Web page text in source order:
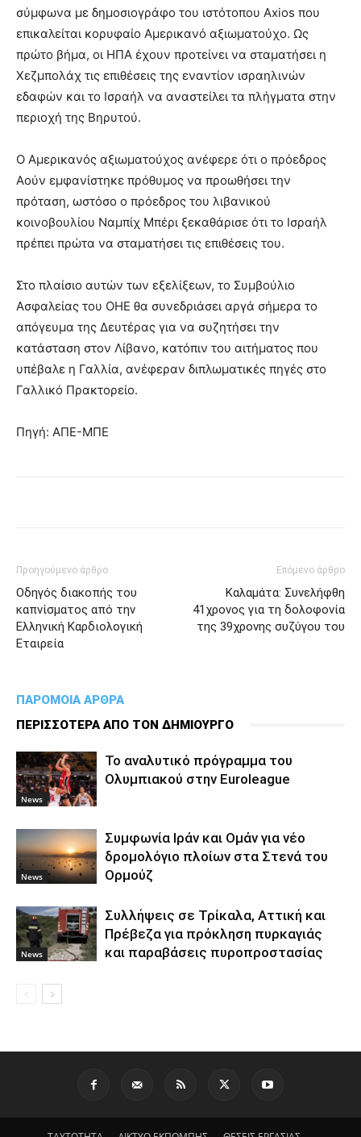
σύμφωνα με δημοσιογράφο του ιστότοπου Axios που
επικαλείται κορυφαίο Αμερικανό αξιωματούχο. Ως
πρώτο βήμα, οι ΗΠΑ έχουν προτείνει να σταματήσει η
Χεζμπολάχ τις επιθέσεις της εναντίον ισραηλινών
εδαφών και το Ισραήλ να αναστείλει τα πλήγματα στην
περιοχή της Βηρυτού.
Ο Αμερικανός αξιωματούχος ανέφερε ότι ο πρόεδρος
Αούν εμφανίστηκε πρόθυμος να προωθήσει την
πρόταση, ωστόσο ο πρόεδρος του λιβανικού
κοινοβουλίου Ναμπίχ Μπέρι ξεκαθάρισε ότι το Ισραήλ
πρέπει πρώτα να σταματήσει τις επιθέσεις του.
Στο πλαίσιο αυτών των εξελίξεων, το Συμβούλιο
Ασφαλείας του ΟΗΕ θα συνεδριάσει αργά σήμερα το
απόγευμα της Δευτέρας για να συζητήσει την
κατάσταση στον Λίβανο, κατόπιν του αιτήματος που
υπέβαλε η Γαλλία, ανέφεραν διπλωματικές πηγές στο
Γαλλικό Πρακτορείο.
Πηγή: ΑΠΕ-ΜΠΕ
Προηγούμενο άρθρο
Οδηγός διακοπής του
καπνίσματος από την
Ελληνική Καρδιολογική
Εταιρεία
Επόμενο άρθρο
Καλαμάτα: Συνελήφθη
41χρονος για τη δολοφονία
της 39χρονης συζύγου του
ΠΑΡΟΜΟΙΑ ΑΡΘΡΑ
ΠΕΡΙΣΣΟΤΕΡΑ ΑΠΟ ΤΟΝ ΔΗΜΙΟΥΡΓΟ
News
To αναλυτικό πρόγραμμα του
Ολυμπιακού στην Euroleague
News
Συμφωνία Ιράν και Ομάν για νέο
δρομολόγιο πλοίων στα Στενά του
Ορμούζ
News
Συλλήψεις σε Τρίκαλα, Αττική και
Πρέβεζα για πρόκληση πυρκαγιάς
και παραβάσεις πυροπροστασίας